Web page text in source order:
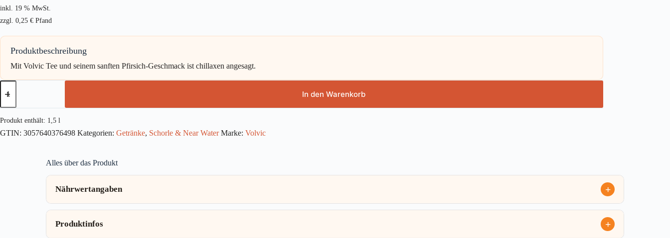
inkl. 19 % MwSt.
zzgl. 0,25 € Pfand
Produktbeschreibung
Mit Volvic Tee und seinem sanften Pfirsich-Geschmack ist chillaxen angesagt.
Volvic
Tee
1,5l
Menge
In den Warenkorb
Produkt enthält: 1,5 l
GTIN: 3057640376498 Kategorien: Getränke, Schorle & Near Water Marke: Volvic
Alles über das Produkt
Nährwertangaben
Produktinfos